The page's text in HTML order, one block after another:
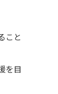
こと
を目